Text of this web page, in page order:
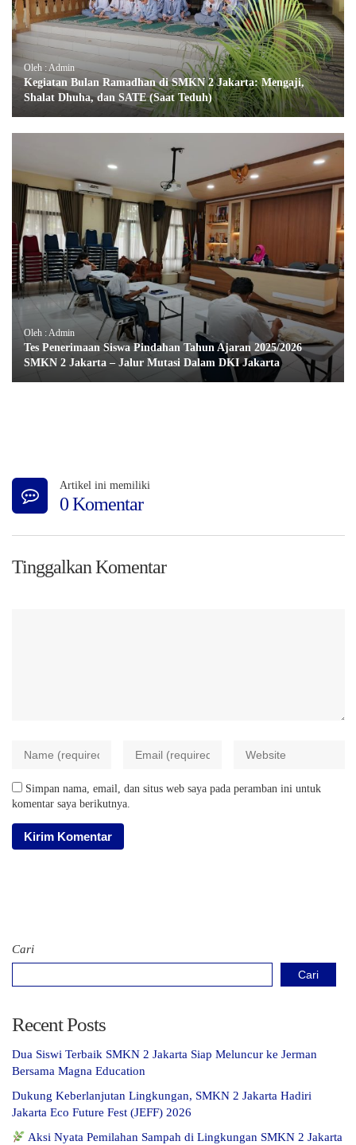
Oleh : Admin
Kegiatan Bulan Ramadhan di SMKN 2 Jakarta: Mengaji,
Shalat Dhuha, dan SATE (Saat Teduh)
Oleh : Admin
Tes Penerimaan Siswa Pindahan Tahun Ajaran 2025/2026
SMKN 2 Jakarta – Jalur Mutasi Dalam DKI Jakarta
Artikel ini memiliki
0 Komentar
Tinggalkan Komentar
Simpan nama, email, dan situs web saya pada peramban ini untuk
komentar saya berikutnya.
Cari
Cari
Recent Posts
Dua Siswi Terbaik SMKN 2 Jakarta Siap Meluncur ke Jerman
Bersama Magna Education
Dukung Keberlanjutan Lingkungan, SMKN 2 Jakarta Hadiri
Jakarta Eco Future Fest (JEFF) 2026
Aksi Nyata Pemilahan Sampah di Lingkungan SMKN 2 Jakarta